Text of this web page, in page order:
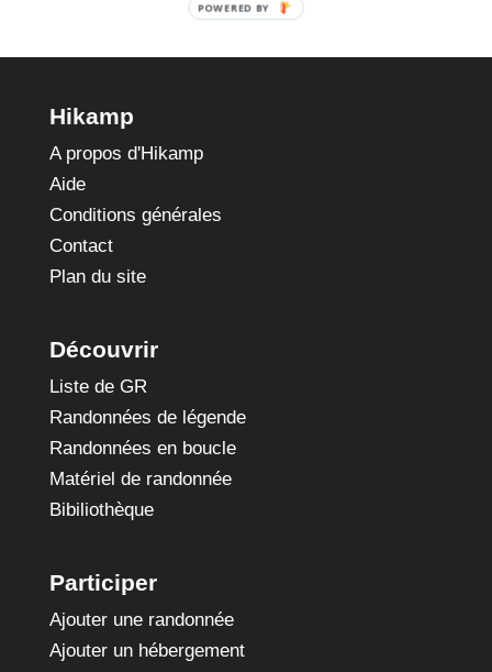
Hikamp
A propos d'Hikamp
Aide
Conditions générales
Contact
Plan du site
Découvrir
Liste de GR
Randonnées de légende
Randonnées en boucle
Matériel de randonnée
Bibiliothèque
Participer
Ajouter une randonnée
Ajouter un hébergement
POWERED BY